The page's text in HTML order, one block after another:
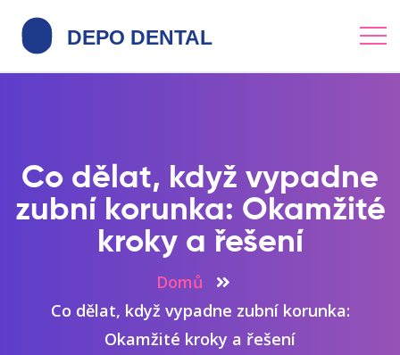
Co dělat, když vypadne
zubní korunka: Okamžité
kroky a řešení
Domů
Co dělat, když vypadne zubní korunka:
Okamžité kroky a řešení